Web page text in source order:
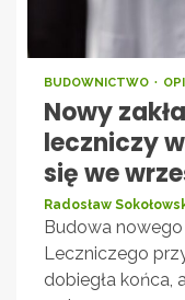
BUDOWNICTWO
Nowy
leczniczy
się we
Radosław
Budowa
Leczniczego
dobiegła końca,